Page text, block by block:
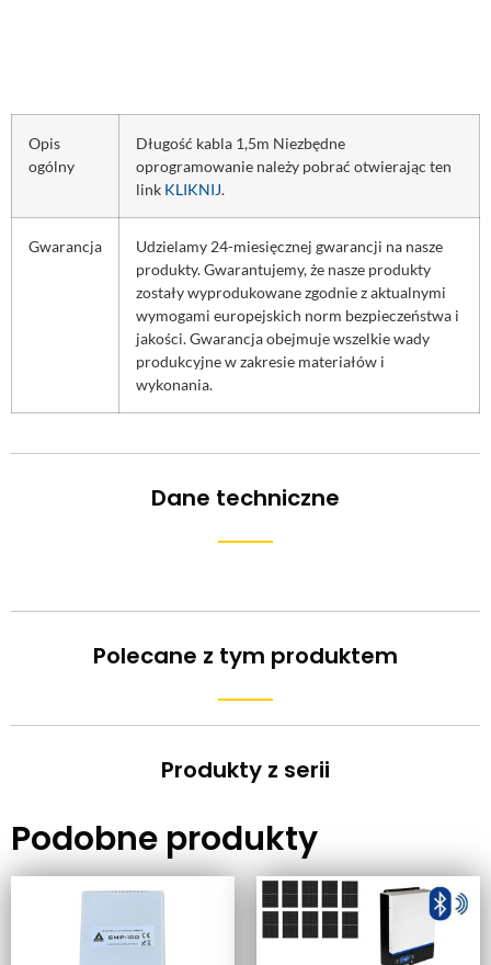
Opis
ogólny
Długość kabla 1,5m Niezbędne
oprogramowanie należy pobrać otwierając ten
link KLIKNIJ.
Gwarancja
Udzielamy 24-miesięcznej gwarancji na nasze
produkty. Gwarantujemy, że nasze produkty
zostały wyprodukowane zgodnie z aktualnymi
wymogami europejskich norm bezpieczeństwa i
jakości. Gwarancja obejmuje wszelkie wady
produkcyjne w zakresie materiałów i
wykonania.
Dane techniczne
Polecane z tym produktem
Produkty z serii
Podobne produkty